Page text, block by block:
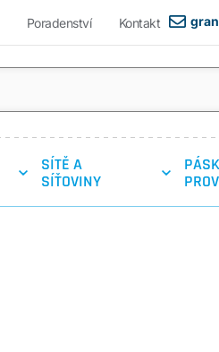
Poradenství Kontakt
SÍTĚ A
SÍŤOVINY